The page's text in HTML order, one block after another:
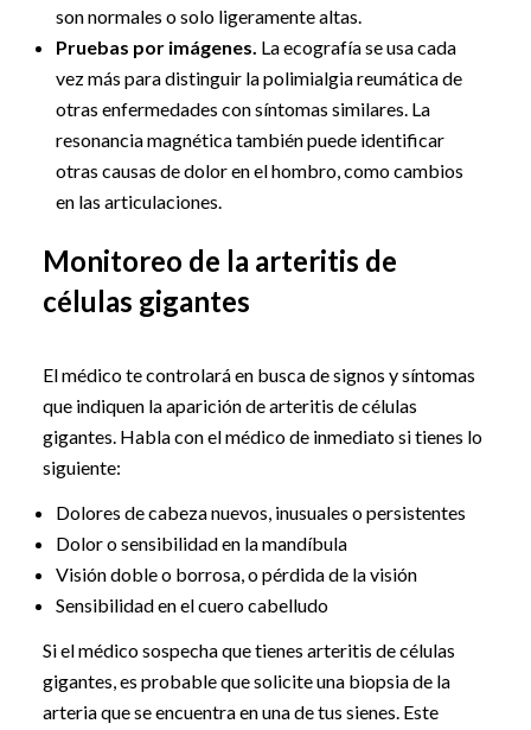
son normales o solo ligeramente altas.
Pruebas por imágenes. La ecografía se usa cada
vez más para distinguir la polimialgia reumática de
otras enfermedades con síntomas similares. La
resonancia magnética también puede identificar
otras causas de dolor en el hombro, como cambios
en las articulaciones.
Monitoreo de la arteritis de
células gigantes
El médico te controlará en busca de signos y síntomas
que indiquen la aparición de arteritis de células
gigantes. Habla con el médico de inmediato si tienes lo
siguiente:
Dolores de cabeza nuevos, inusuales o persistentes
Dolor o sensibilidad en la mandíbula
Visión doble o borrosa, o pérdida de la visión
Sensibilidad en el cuero cabelludo
Si el médico sospecha que tienes arteritis de células
gigantes, es probable que solicite una biopsia de la
arteria que se encuentra en una de tus sienes. Este